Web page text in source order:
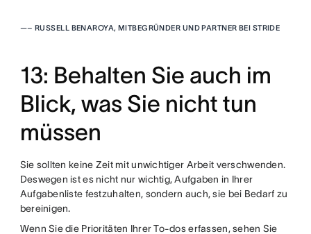
—– RUSSELL BENAROYA, MITBEGRÜNDER UND PARTNER BEI STRIDE
13: Behalten Sie auch im
Blick, was Sie nicht tun
müssen
Sie sollten keine Zeit mit unwichtiger Arbeit verschwenden.
Deswegen ist es nicht nur wichtig, Aufgaben in Ihrer
Aufgabenliste festzuhalten, sondern auch, sie bei Bedarf zu
bereinigen.
Wenn Sie die Prioritäten Ihrer To-dos erfassen, sehen Sie